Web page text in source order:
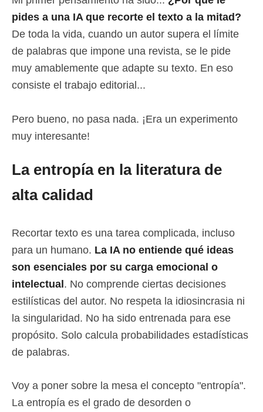
pides a una IA que recorte el texto a la mitad?
De toda la vida, cuando un autor supera el límite
de palabras que impone una revista, se le pide
muy amablemente que adapte su texto. En eso
consiste el trabajo editorial...
Pero bueno, no pasa nada. ¡Era un experimento
muy interesante!
La entropía en la literatura de
alta calidad
Recortar texto es una tarea complicada, incluso
para un humano. La IA no entiende qué ideas
son esenciales por su carga emocional o
intelectual. No comprende ciertas decisiones
estilísticas del autor. No respeta la idiosincrasia ni
la singularidad. No ha sido entrenada para ese
propósito. Solo calcula probabilidades estadísticas
de palabras.
Voy a poner sobre la mesa el concepto "entropía".
La entropía es el grado de desorden o